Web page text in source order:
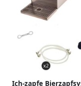
Ich-zapfe